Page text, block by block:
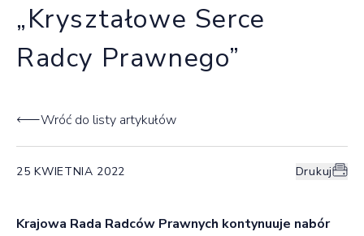
„Kryształowe Serce
Radcy Prawnego”
Wróć do listy artykułów
25 KWIETNIA 2022 Drukuj
Krajowa Rada Radców Prawnych kontynuuje nabór